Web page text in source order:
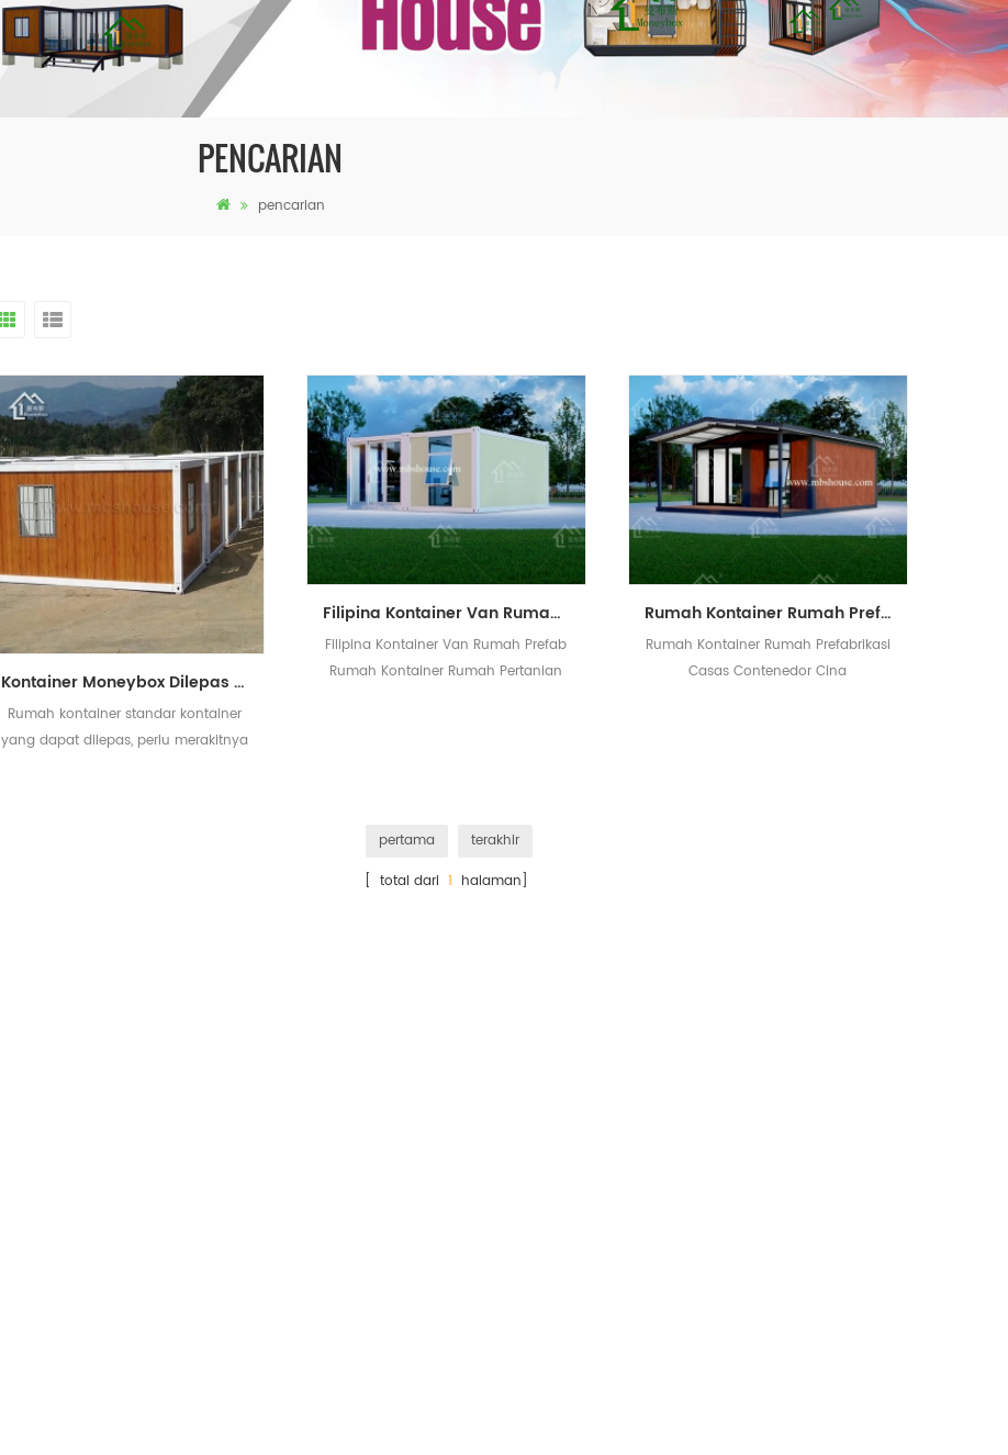
PENCARIAN
pencarian
Kontainer Moneybox Dilepas untuk Dijual
Rumah kontainer standar kontainer
yang dapat dilepas, perlu merakitnya
Filipina Kontainer Van Rumah Prefab Rumah Kontainer Rumah Pertanian
Filipina Kontainer Van Rumah Prefab
Rumah Kontainer Rumah Pertanian
Rumah Kontainer Rumah Prefabrikasi Casas Contenedor Cina
Rumah Kontainer Rumah Prefabrikasi
Casas Contenedor Cina
pertama
terakhir
[ total dari 1 halaman]
mbshou
se.com